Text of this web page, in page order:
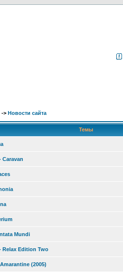
-> Новости сайта
Темы
Mundi
Relax Edition Two
(2005)